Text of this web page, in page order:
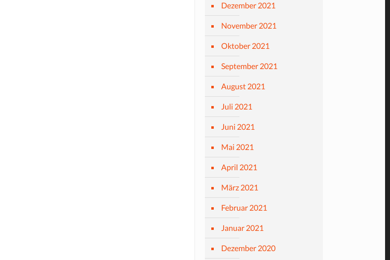
Dezember 2021
November 2021
Oktober 2021
September 2021
August 2021
Juli 2021
Juni 2021
Mai 2021
April 2021
März 2021
Februar 2021
Januar 2021
Dezember 2020